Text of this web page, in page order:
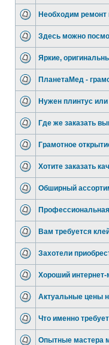
Необходим
Здесь можно
Яркие,
ПланетаМед -
Нужен плинтус
Где же заказать
Грамотное
Хотите заказать
Обширный
Вам требуется
Захотели
Хороший интернет-
Актуальные цены
Что именно
Опытные мастера